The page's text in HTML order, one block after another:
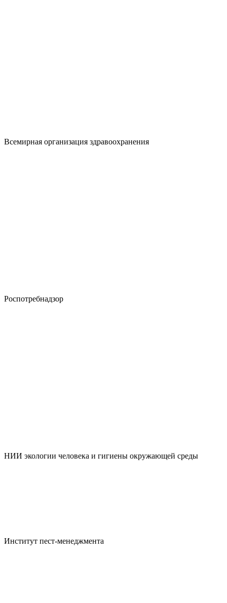
Всемирная организация здравоохранения
Роспотребнадзор
НИИ экологии человека и гигиены окружающей среды
Институт пест-менеджмента